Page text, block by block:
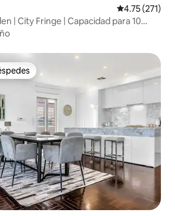
Calificación
4.75 (271)
| City Fringe | Capacidad para 10